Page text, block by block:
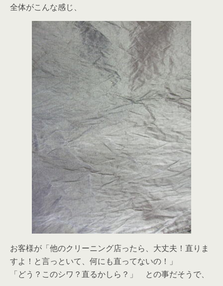
全体がこんな感じ、
お客様が「他のクリーニング店ったら、大丈夫！直りま
すよ！と言っといて、何にも直ってないの！」
「どう？このシワ？直るかしら？」 との事だそうで、